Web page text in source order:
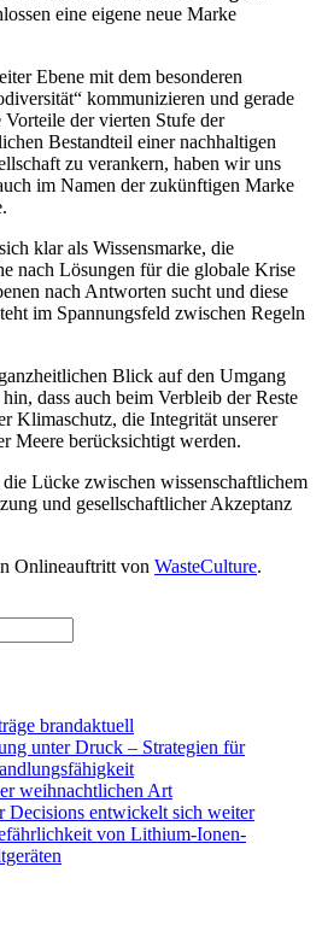
eine eigene neue Marke
Ebene mit dem besonderen
kommunizieren und gerade
der vierten Stufe der
Bestandteil einer nachhaltigen
zu verankern, haben wir uns
im Namen der zukünftigen Marke
klar als Wissensmarke, die
nach Lösungen für die globale Krise
nach Antworten sucht und diese
im Spannungsfeld zwischen Regeln
Blick auf den Umgang
dass auch beim Verbleib der Reste
Klimaschutz, die Integrität unserer
Meere berücksichtigt werden.
Lücke zwischen wissenschaftlichem
und gesellschaftlicher Akzeptanz
Onlineauftritt von WasteCulture.
brandaktuell
unter Druck – Strategien für
weihnachtlichen Art
Decisions entwickelt sich weiter
von Lithium-Ionen-